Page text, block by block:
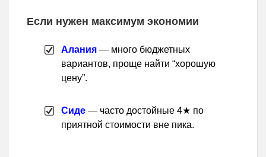
Если нужен максимум экономии
Алания — много бюджетных
вариантов, проще найти “хорошую
цену”.
Сиде — часто достойные 4★ по
приятной стоимости вне пика.